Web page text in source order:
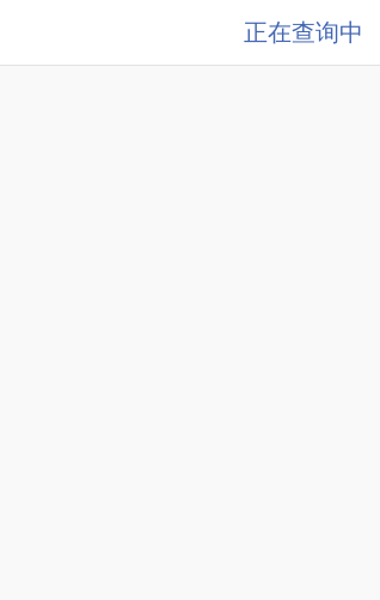
正在查询中